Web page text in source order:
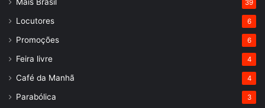
Mais Brasil 39
Locutores 6
Promoções 6
Feira livre 4
Café da Manhã 4
Parabólica 3